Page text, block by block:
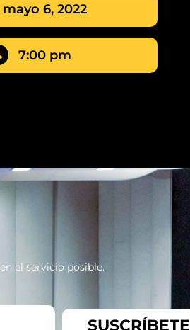
mayo 6, 2022
7:00 pm
el servicio posible.
SUSCRÍBETE